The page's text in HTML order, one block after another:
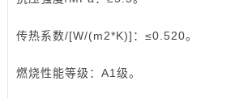
传热系数/[W/(m2*K)]：≤0.520。
燃烧性能等级：A1级。